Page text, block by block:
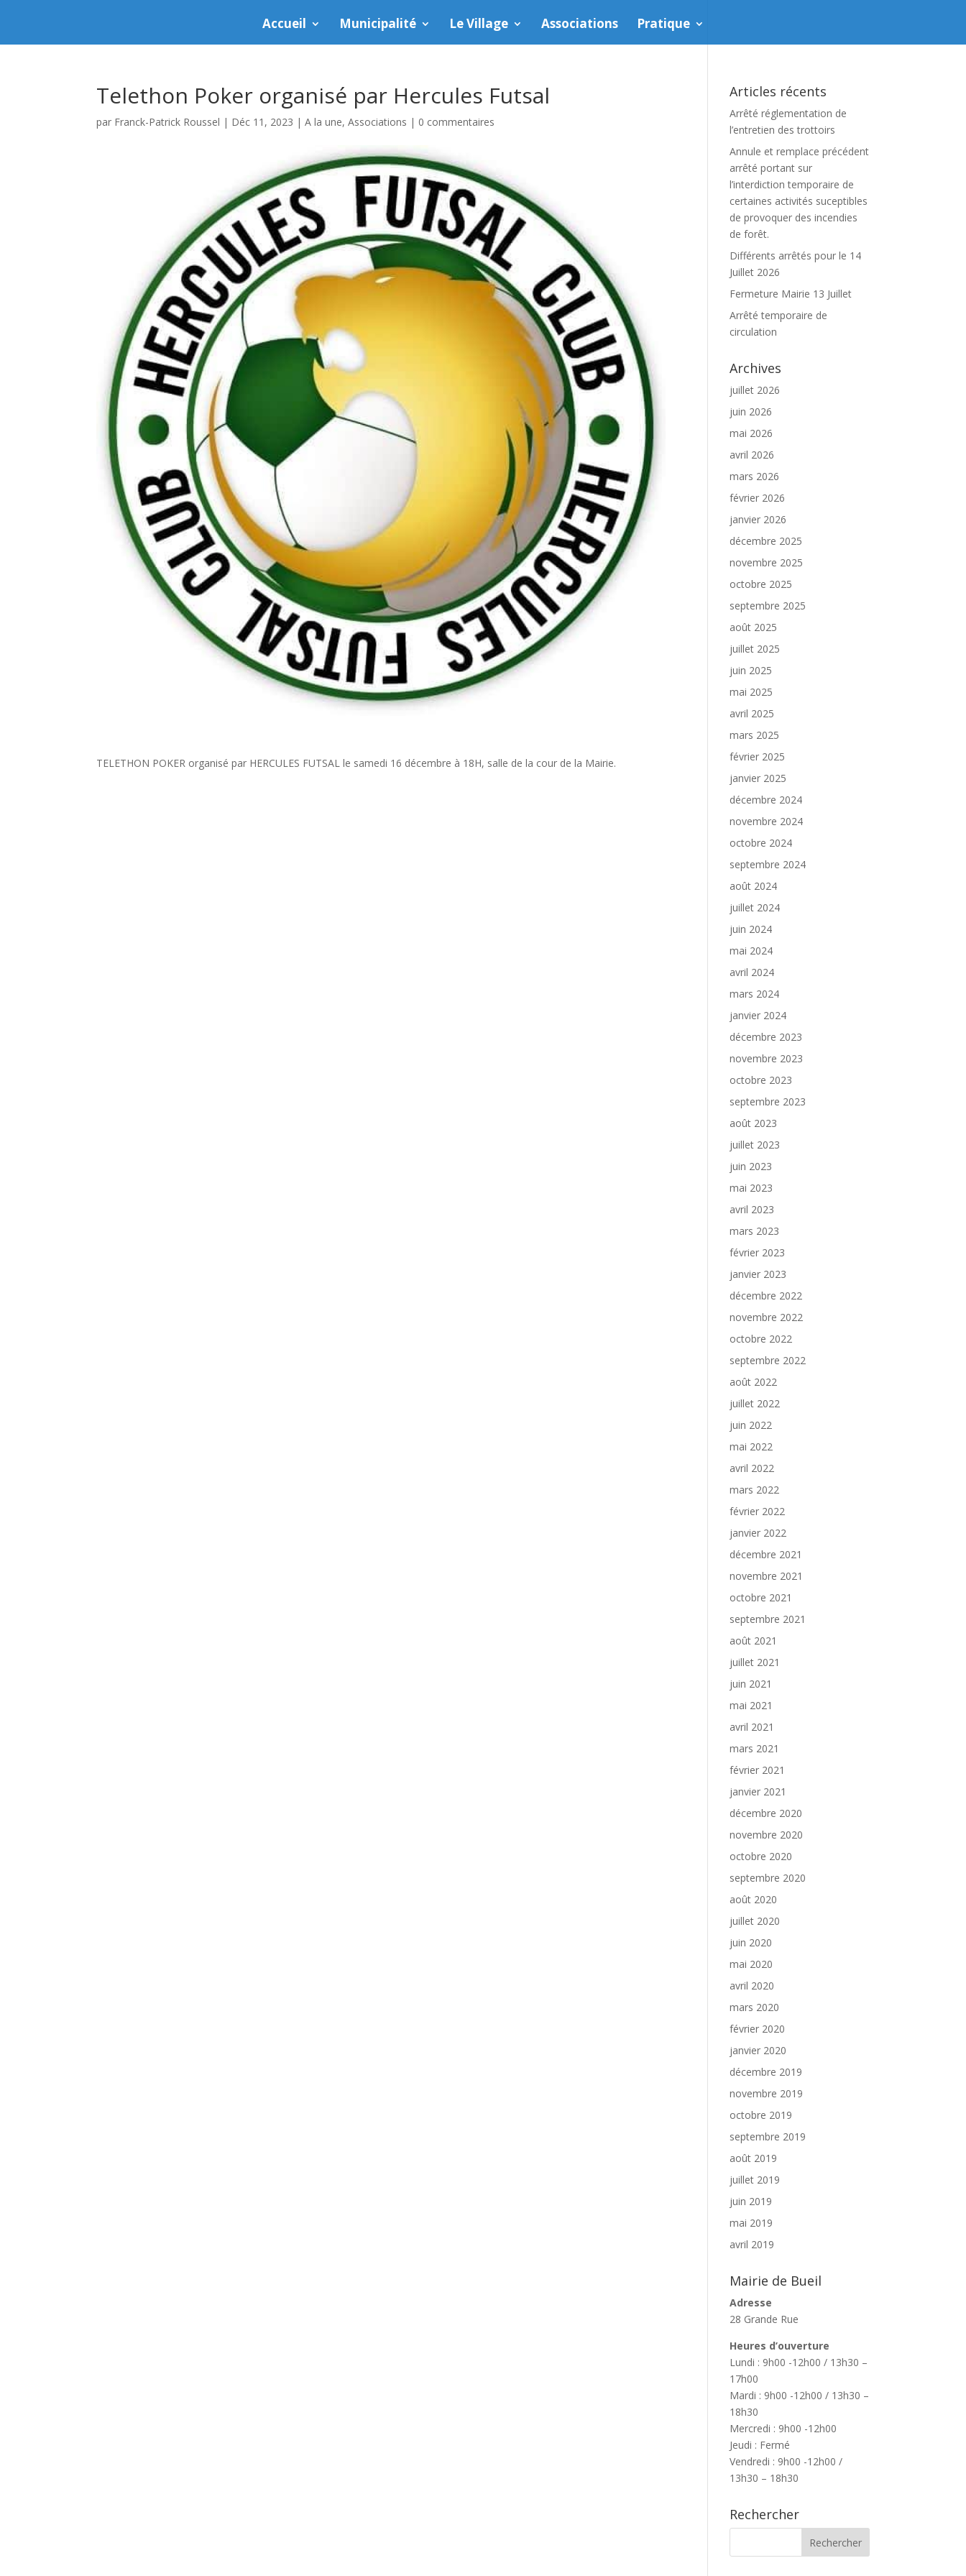
Accueil Municipalité Le Village Associations Pratique
Telethon Poker organisé par Hercules Futsal
par Franck-Patrick Roussel | Déc 11, 2023 |A la une,Associations | 0 commentaires
TELETHON POKER organisé par HERCULES FUTSAL le samedi 16 décembre à 18H, salle de la cour de la Mairie.
Articles récents
Arrêté réglementation de
l’entretien des trottoirs
Annule et remplace précédent
arrêté portant sur
l’interdiction temporaire de
certaines activités suceptibles
de provoquer des incendies
de forêt.
Différents arrêtés pour le 14
Juillet 2026
Fermeture Mairie 13 Juillet
Arrêté temporaire de
circulation
Archives
juillet 2026
juin 2026
mai 2026
avril 2026
mars 2026
février 2026
janvier 2026
décembre 2025
novembre 2025
octobre 2025
septembre 2025
août 2025
juillet 2025
juin 2025
mai 2025
avril 2025
mars 2025
février 2025
janvier 2025
décembre 2024
novembre 2024
octobre 2024
septembre 2024
août 2024
juillet 2024
juin 2024
mai 2024
avril 2024
mars 2024
janvier 2024
décembre 2023
novembre 2023
octobre 2023
septembre 2023
août 2023
juillet 2023
juin 2023
mai 2023
avril 2023
mars 2023
février 2023
janvier 2023
décembre 2022
novembre 2022
octobre 2022
septembre 2022
août 2022
juillet 2022
juin 2022
mai 2022
avril 2022
mars 2022
février 2022
janvier 2022
décembre 2021
novembre 2021
octobre 2021
septembre 2021
août 2021
juillet 2021
juin 2021
mai 2021
avril 2021
mars 2021
février 2021
janvier 2021
décembre 2020
novembre 2020
octobre 2020
septembre 2020
août 2020
juillet 2020
juin 2020
mai 2020
avril 2020
mars 2020
février 2020
janvier 2020
décembre 2019
novembre 2019
octobre 2019
septembre 2019
août 2019
juillet 2019
juin 2019
mai 2019
avril 2019
Mairie de Bueil
Adresse
28 Grande Rue
Heures d’ouverture
Lundi : 9h00 -12h00 / 13h30 –
17h00
Mardi : 9h00 -12h00 / 13h30 –
18h30
Mercredi : 9h00 -12h00
Jeudi : Fermé
Vendredi : 9h00 -12h00 /
13h30 – 18h30
Rechercher